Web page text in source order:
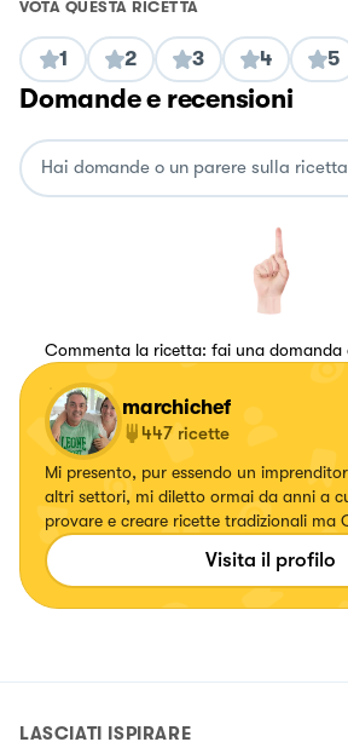
VOTA QUESTA RICETTA
1 2 3 4 5
Domande e recensioni
Commenta la ricetta: fai una domanda
marchichef
447 ricette
Mi presento, pur essendo un
altri settori, mi diletto ormai da anni a
provare e creare ricette tradizionali ma
futuro l'idea di creare un Brand Gluten
Visita il profilo
LASCIATI ISPIRARE